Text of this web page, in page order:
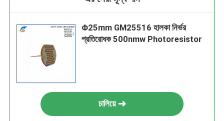
Φ25mm GM25516 হালকা নির্ভর
প্রতিরোধক 500nmw Photoresistor
চালিয়ে